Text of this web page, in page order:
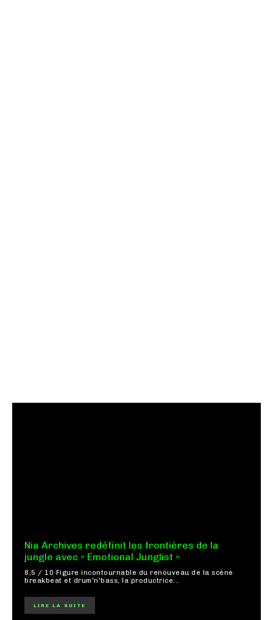
Nia Archives redéfinit les frontières de la
jungle avec « Emotional Junglist »
8,5 / 10 Figure incontournable du renouveau de la scène
breakbeat et drum'n'bass, la productrice...
LIRE LA SUITE